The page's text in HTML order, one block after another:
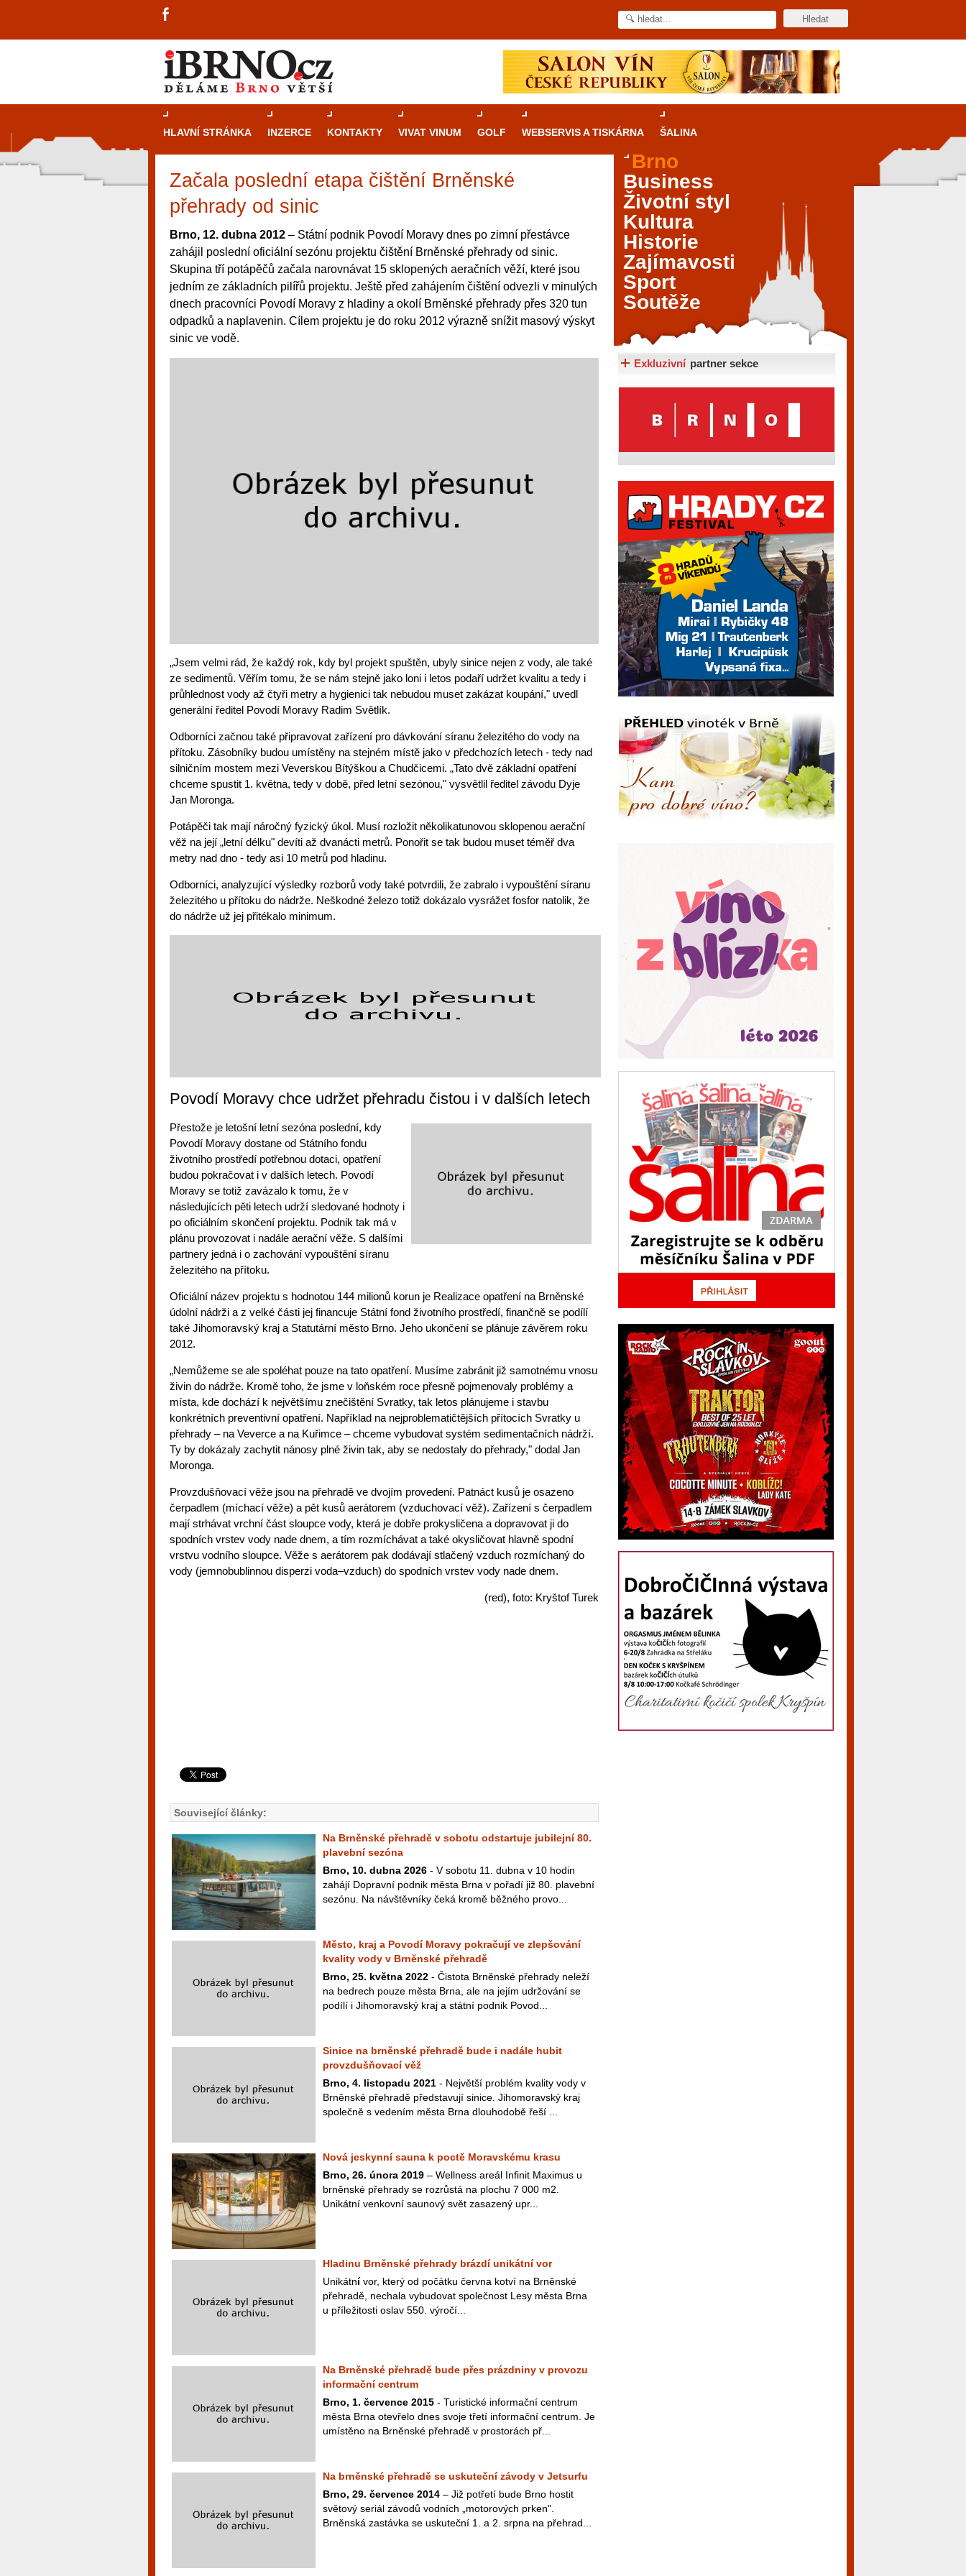
HLAVNÍ STRÁNKA INZERCE KONTAKTY VIVAT VINUM GOLF WEBSERVIS A TISKÁRNA ŠALINA
Začala poslední etapa čištění Brněnské
přehrady od sinic
Brno, 12. dubna 2012 – Státní podnik Povodí Moravy dnes po zimní přestávce
zahájil poslední oficiální sezónu projektu čištění Brněnské přehrady od sinic.
Skupina tří potápěčů začala narovnávat 15 sklopených aeračních věží, které jsou
jedním ze základních pilířů projektu. Ještě před zahájením čištění odvezli v minulých
dnech pracovníci Povodí Moravy z hladiny a okolí Brněnské přehrady přes 320 tun
odpadků a naplavenin. Cílem projektu je do roku 2012 výrazně snížit masový výskyt
sinic ve vodě.
„Jsem velmi rád, že každý rok, kdy byl projekt spuštěn, ubyly sinice nejen z vody, ale také
ze sedimentů. Věřím tomu, že se nám stejně jako loni i letos podaří udržet kvalitu a tedy i
průhlednost vody až čtyři metry a hygienici tak nebudou muset zakázat koupání," uvedl
generální ředitel Povodí Moravy Radim Světlík.
Odborníci začnou také připravovat zařízení pro dávkování síranu železitého do vody na
přítoku. Zásobníky budou umístěny na stejném místě jako v předchozích letech - tedy nad
silničním mostem mezi Veverskou Bítýškou a Chudčicemi. „Tato dvě základní opatření
chceme spustit 1. května, tedy v době, před letní sezónou," vysvětlil ředitel závodu Dyje
Jan Moronga.
Potápěči tak mají náročný fyzický úkol. Musí rozložit několikatunovou sklopenou aerační
věž na její „letní délku" devíti až dvanácti metrů. Ponořit se tak budou muset téměř dva
metry nad dno - tedy asi 10 metrů pod hladinu.
Odborníci, analyzující výsledky rozborů vody také potvrdili, že zabralo i vypouštění síranu
železitého u přítoku do nádrže. Neškodné železo totiž dokázalo vysrážet fosfor natolik, že
do nádrže už jej přitékalo minimum.
Povodí Moravy chce udržet přehradu čistou i v dalších letech
Přestože je letošní letní sezóna poslední, kdy
Povodí Moravy dostane od Státního fondu
životního prostředí potřebnou dotaci, opatření
budou pokračovat i v dalších letech. Povodí
Moravy se totiž zavázalo k tomu, že v
následujících pěti letech udrží sledované hodnoty i
po oficiálním skončení projektu. Podnik tak má v
plánu provozovat i nadále aerační věže. S dalšími
partnery jedná i o zachování vypouštění síranu
železitého na přítoku.
Oficiální název projektu s hodnotou 144 milionů korun je Realizace opatření na Brněnské
údolní nádrži a z velké části jej financuje Státní fond životního prostředí, finančně se podílí
také Jihomoravský kraj a Statutární město Brno. Jeho ukončení se plánuje závěrem roku
2012.
„Nemůžeme se ale spoléhat pouze na tato opatření. Musíme zabránit již samotnému vnosu
živin do nádrže. Kromě toho, že jsme v loňském roce přesně pojmenovaly problémy a
místa, kde dochází k největšímu znečištění Svratky, tak letos plánujeme i stavbu
konkrétních preventivní opatření. Například na nejproblematičtějších přítocích Svratky u
přehrady – na Veverce a na Kuřimce – chceme vybudovat systém sedimentačních nádrží.
Ty by dokázaly zachytit nánosy plné živin tak, aby se nedostaly do přehrady," dodal Jan
Moronga.
Provzdušňovací věže jsou na přehradě ve dvojím provedení. Patnáct kusů je osazeno
čerpadlem (míchací věže) a pět kusů aerátorem (vzduchovací věž). Zařízení s čerpadlem
mají strhávat vrchní část sloupce vody, která je dobře prokysličena a dopravovat ji do
spodních vrstev vody nade dnem, a tím rozmíchávat a také okysličovat hlavně spodní
vrstvu vodního sloupce. Věže s aerátorem pak dodávají stlačený vzduch rozmíchaný do
vody (jemnobublinnou disperzi voda–vzduch) do spodních vrstev vody nade dnem.
(red), foto: Kryštof Turek
Související články:
Na Brněnské přehradě v sobotu odstartuje jubilejní 80.
plavební sezóna
Brno, 10. dubna 2026 - V sobotu 11. dubna v 10 hodin
zahájí Dopravní podnik města Brna v pořadí již 80. plavební
sezónu. Na návštěvníky čeká kromě běžného provo...
Město, kraj a Povodí Moravy pokračují ve zlepšování
kvality vody v Brněnské přehradě
Brno, 25. května 2022 - Čistota Brněnské přehrady neleží
na bedrech pouze města Brna, ale na jejím udržování se
podílí i Jihomoravský kraj a státní podnik Povod...
Sinice na brněnské přehradě bude i nadále hubit
provzdušňovací věž
Brno, 4. listopadu 2021 - Největší problém kvality vody v
Brněnské přehradě představují sinice. Jihomoravský kraj
společně s vedením města Brna dlouhodobě řeší ...
Nová jeskynní sauna k poctě Moravskému krasu
Brno, 26. února 2019 – Wellness areál Infinit Maximus u
brněnské přehrady se rozrůstá na plochu 7 000 m2.
Unikátní venkovní saunový svět zasazený upr...
Hladinu Brněnské přehrady brázdí unikátní vor
Unikátnívor, který od počátku června kotví na Brněnské
přehradě, nechala vybudovat společnost Lesy města Brna
u příležitosti oslav 550. výročí...
Na Brněnské přehradě bude přes prázdniny v provozu
informační centrum
Brno, 1. července 2015 - Turistické informační centrum
města Brna otevřelo dnes svoje třetí informační centrum. Je
umístěno na Brněnské přehradě v prostorách př...
Na brněnské přehradě se uskuteční závody v Jetsurfu
Brno, 29. července 2014 – Již potřetí bude Brno hostit
světový seriál závodů vodních „motorových prken".
Brněnská zastávka se uskuteční 1. a 2. srpna na přehrad...
Průvodcekasinovými hrami v Brně: Od
Brno je městem známým pro zajímavé památky, skvělé
restaurace, divadla a univerzity. Mimo jiné je ale také
místem, kde si můžete legálně a bezpečně vyzkoušet
různé kasinové hry. V neustále kvetoucí moravské
metropoli naleznete širokou nabídku her od klasické
rulety až po moderní automaty jak pro pravidelné
návštěvníky, tak pro příležitostné hráče. V...
Brno
Business
Životní styl
Kultura
Historie
Zajímavosti
Sport
Soutěže
Exkluzivní partner sekce